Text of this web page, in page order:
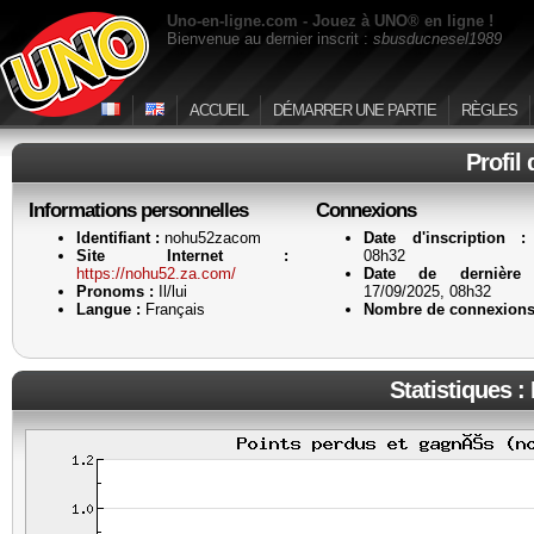
Uno-en-ligne.com - Jouez à UNO® en ligne !
Bienvenue au dernier inscrit : sbusducnesel1989
ACCUEIL DÉMARRER UNE PARTIE RÈGLES
Profil
Informations personnelles
Identifiant : nohu52zacom
Site Internet :
https://nohu52.za.com/
Pronoms : Il/lui
Langue : Français
Connexions
Date d'inscription :
08h32
Date de
17/09/2025, 08h32
Nombre de
Statistiques :